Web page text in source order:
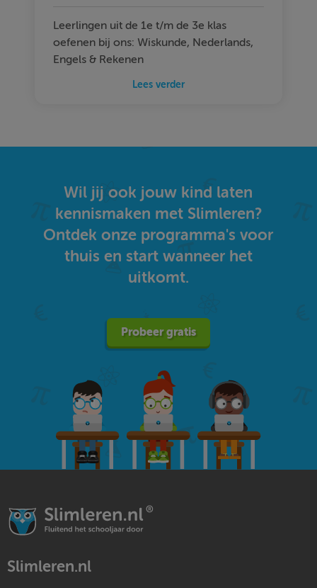
Leerlingen uit de 1e t/m de 3e klas
oefenen bij ons: Wiskunde, Nederlands,
Engels & Rekenen
Lees verder
Wil jij ook jouw kind laten
kennismaken met Slimleren?
Ontdek onze programma's voor
thuis en start wanneer het
uitkomt.
Probeer gratis
Slimleren.nl